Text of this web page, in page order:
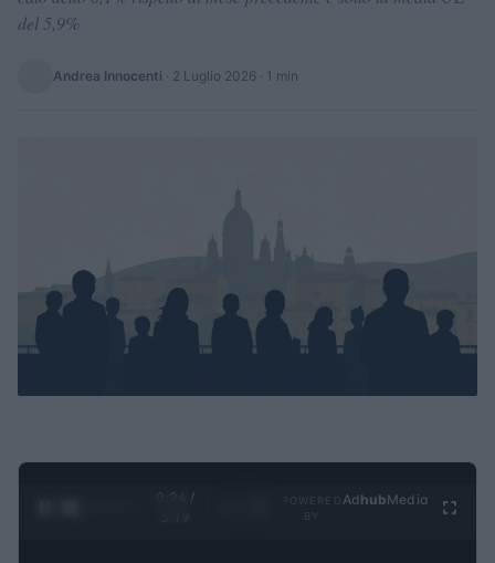
del 5,9%
Andrea Innocenti · 2 Luglio 2026 · 1 min
0:25 /
Ad hubMedia